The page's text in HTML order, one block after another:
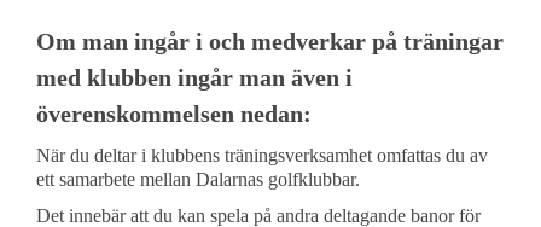
Om man ingår i och medverkar på träningar
med klubben ingår man även i
överenskommelsen nedan:
När du deltar i klubbens träningsverksamhet omfattas du av
ett samarbete mellan Dalarnas golfklubbar.
Det innebär att du kan spela på andra deltagande banor för